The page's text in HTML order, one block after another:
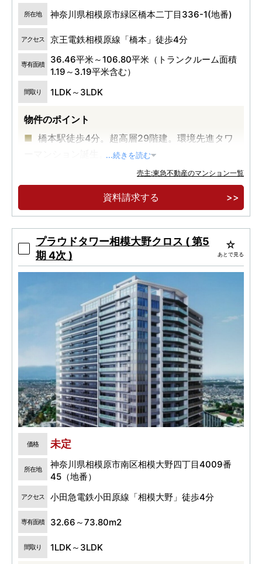
所在地 神奈川県相模原市緑区橋本二丁目336-1(地番)
アクセス 京王電鉄相模原線「橋本」徒歩4分
専有面積
36.46平米～106.80平米（トランクルーム面積
1.19～3.19平米含む）
間取り 1LDK～3LDK
物件のポイント
橋本駅徒歩4分。超高層29階建。環境先進タワ
ーマンション誕生。...続きを読む
売主:東急不動産のマンション一覧
資料請求する
プラウドタワー相模大野クロス ( 第5
期 4次 )
あとで見る
価格 未定
所在地
神奈川県相模原市南区相模大野四丁目4009番
45（地番）
アクセス 小田急電鉄小田原線「相模大野」徒歩4分
専有面積 32.66～73.80m2
間取り 1LDK～3LDK